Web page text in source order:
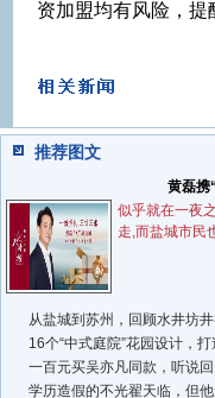
资加盟均有风险，提
推荐图文
黄磊携
似乎就在一夜
走,而盐城市民
从盐城到苏州，回顾水井坊井
16个“中式庭院”花园设计，打
一百元买吴亦凡同款，听说
学历造假的不光翟天临，但